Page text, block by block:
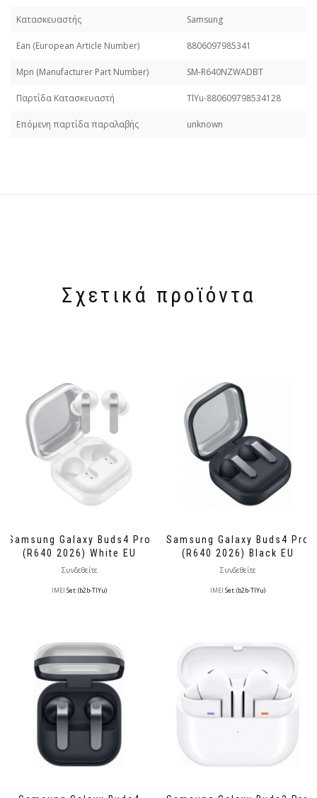
Κατασκευαστής Samsung
Εan (European Article Number) 8806097985341
Mpn (Manufacturer Part Number) SM-R640NZWADBT
Παρτίδα Κατασκευαστή TlYu-880609798534128
Επόμενη παρτίδα παραλαβής unknown
Σχετικά προϊόντα
Samsung Galaxy Buds4 Pro
(R640 2026) White EU
Συνδεθείτε
IMEI Set: (b2b-TlYu)
Samsung Galaxy Buds4 Pro
(R640 2026) Black EU
Συνδεθείτε
IMEI Set: (b2b-TlYu)